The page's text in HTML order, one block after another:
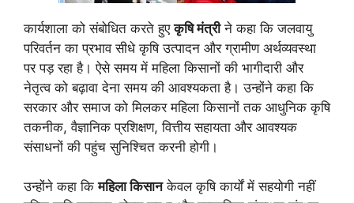
कार्यशाला को संबोधित करते हुएकृषि मंत्रीने कहा कि जलवायु
परिवर्तन का प्रभाव सीधे कृषि उत्पादन और ग्रामीण अर्थव्यवस्था
पर पड़ रहा है। ऐसे समय में महिला किसानों की भागीदारी और
नेतृत्व को बढ़ावा देना समय की आवश्यकता है। उन्होंने कहा कि
सरकार और समाज को मिलकर महिला किसानों तक आधुनिक कृषि
तकनीक, वैज्ञानिक प्रशिक्षण, वित्तीय सहायता और आवश्यक
संसाधनों की पहुंच सुनिश्चित करनी होगी।
उन्होंने कहा किमहिला किसानकेवल कृषि कार्यों में सहयोगी नहीं